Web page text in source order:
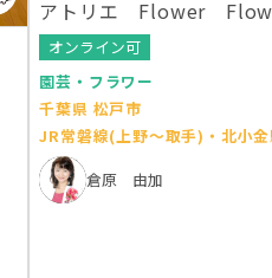
アトリエ Flower
オンライン可
園芸・フラワー
千葉県 松戸市
JR常磐線(上野～取手)・北小
倉原 由加